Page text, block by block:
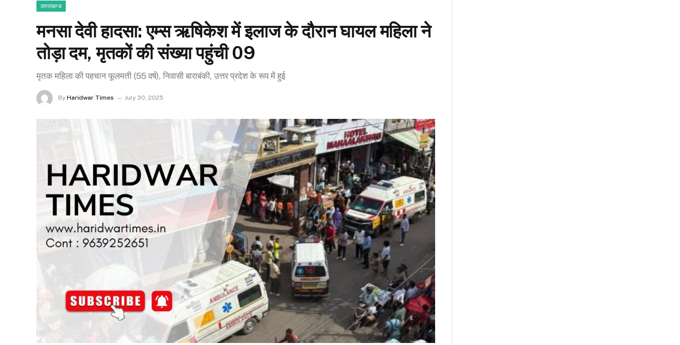
उत्तराखण्ड
मनसा देवी हादसा: एम्स ऋषिकेश में इलाज के दौरान घायल महिला ने
तोड़ा दम, मृतकों की संख्या पहुंची 09
मृतक महिला की पहचान फूलमती (55 वर्ष), निवासी बाराबंकी, उत्तर प्रदेश के रूप में हुई
By Haridwar Times July 30, 2025